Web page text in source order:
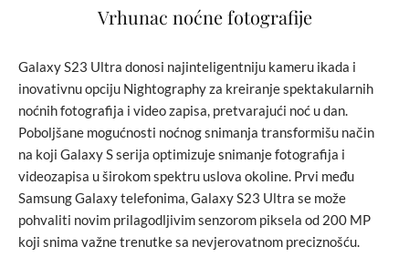
Vrhunac noćne fotografije
Galaxy S23 Ultra donosi najinteligentniju kameru ikada i
inovativnu opciju Nightography za kreiranje spektakularnih
noćnih fotografija i video zapisa, pretvarajući noć u dan.
Poboljšane mogućnosti noćnog snimanja transformišu način
na koji Galaxy S serija optimizuje snimanje fotografija i
videozapisa u širokom spektru uslova okoline. Prvi među
Samsung Galaxy telefonima, Galaxy S23 Ultra se može
pohvaliti novim prilagodljivim senzorom piksela od 200 MP
koji snima važne trenutke sa nevjerovatnom preciznošću.